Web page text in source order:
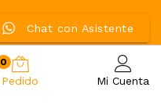
0
Pedido Mi Cuenta
Chat con Asistente